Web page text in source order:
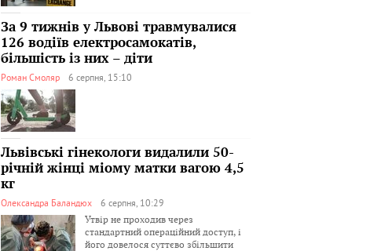
За 9 тижнів у Львові травмувалися
126 водіїв електросамокатів,
більшість із них – діти
Роман Смоляр 6 серпня, 15:10
Львівські гінекологи видалили 50-
річній жінці міому матки вагою 4,5
кг
Олександра Баландюх
6 серпня, 10:29
Утвір не проходив через
стандартний операційний доступ, і
його довелося суттєво збільшити